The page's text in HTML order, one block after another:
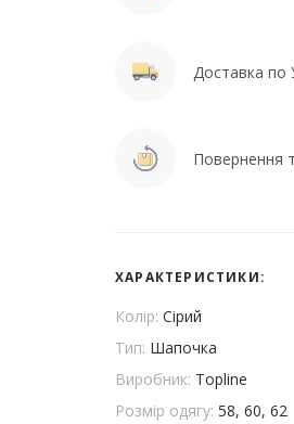
Доставка по
Повернення
ХАРАКТЕРИСТИКИ:
Колір: Сірий
Тип: Шапочка
Виробник: Topline
Розмір одягу: 58, 60, 62